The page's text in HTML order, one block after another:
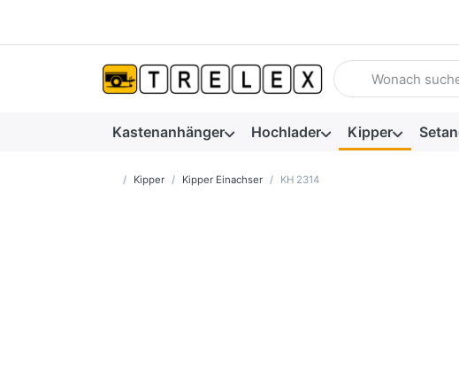
Geben Sie einen
Kastenanhänger Hochlader Kipper
Startseite
Kipper Kipper Einachser KH 2314